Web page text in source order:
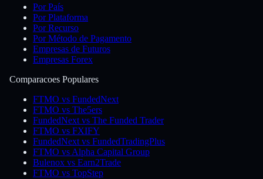
Por País
Por Plataforma
Por Recurso
Por Método de Pagamento
Empresas de Futuros
Empresas Forex
Comparacoes Populares
FTMO vs FundedNext
FTMO vs The5ers
FundedNext vs The Funded Trader
FTMO vs FXIFY
FundedNext vs FundedTradingPlus
FTMO vs Alpha Capital Group
Bulenox vs Earn2Trade
FTMO vs TopStep